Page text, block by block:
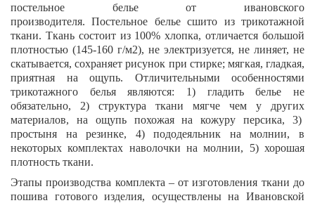
постельное белье от ивановского
производителя. Постельное белье сшито из трикотажной
ткани. Ткань состоит из 100% хлопка, отличается большой
плотностью (145-160 г/м2), не электризуется, не линяет, не
скатывается, сохраняет рисунок при стирке; мягкая, гладкая,
приятная на ощупь. Отличительными особенностями
трикотажного белья являются: 1) гладить белье не
обязательно, 2) структура ткани мягче чем у других
материалов, на ощупь похожая на кожуру персика, 3)
простыня на резинке, 4) пододеяльник на молнии, в
некоторых комплектах наволочки на молнии, 5) хорошая
плотность ткани.
Этапы производства комплекта – от изготовления ткани до
пошива готового изделия, осуществлены на Ивановской